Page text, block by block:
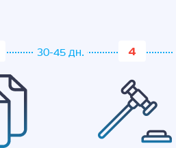
30-45 дн.